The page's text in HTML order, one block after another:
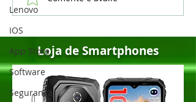
Lenovo
IOS
App Store
Software
Segurança
Samsung Galaxy em
Loja de Smartphones